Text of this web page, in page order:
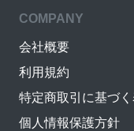
COMPANY
会社概要
利用規約
特定商取引に基づ
個人情報保護方針